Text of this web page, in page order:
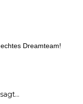
Dreamteam!